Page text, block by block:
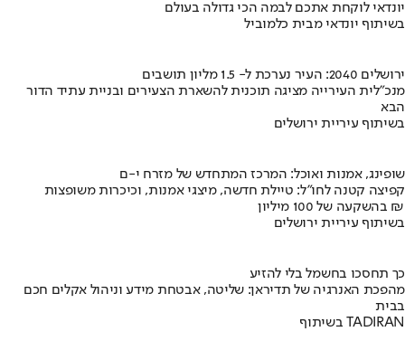
יונדאי לוקחת אתכם לבמה הכי גדולה בעולם
בשיתוף יונדאי מבית כלמוביל
ירושלים 2040: העיר נערכת ל- 1.5 מליון תושבים
מנכ"לית העירייה מציגה תוכנית להשארת הצעירים ובניית עתיד הדור
הבא
בשיתוף עיריית ירושלים
שופינג, אמנות ואוכל: המרכז המתחדש של מזרח י-ם
קפיצה קטנה לחו"ל: טיילת חדשה, מיצגי אמנות, וכיכרות משופצות
בהשקעה של 100 מיליון ₪
בשיתוף עיריית ירושלים
כך תחסכו בחשמל בלי להזיע
מהפכת האנרגיה של תדיראן: שליטה, אבטחת מידע וניהול אקלים חכם
בבית
בשיתוף TADIRAN